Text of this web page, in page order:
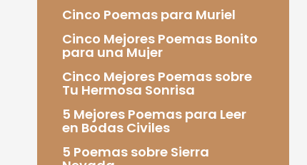
Cinco Poemas para Muriel
Cinco Mejores Poemas Bonito
para una Mujer
Cinco Mejores Poemas sobre
Tu Hermosa Sonrisa
5 Mejores Poemas para Leer
en Bodas Civiles
5 Poemas sobre Sierra